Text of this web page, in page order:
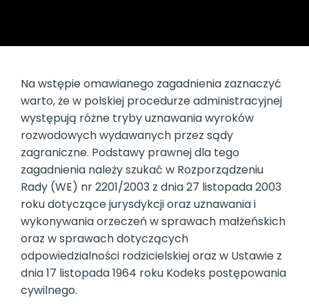
Na wstępie omawianego zagadnienia zaznaczyć
warto, że w polskiej procedurze administracyjnej
występują różne tryby uznawania wyroków
rozwodowych wydawanych przez sądy
zagraniczne. Podstawy prawnej dla tego
zagadnienia należy szukać w Rozporządzeniu
Rady (WE) nr 2201/2003 z dnia 27 listopada 2003
roku dotyczące jurysdykcji oraz uznawania i
wykonywania orzeczeń w sprawach małżeńskich
oraz w sprawach dotyczących
odpowiedzialności rodzicielskiej oraz w Ustawie z
dnia 17 listopada 1964 roku Kodeks postępowania
cywilnego.